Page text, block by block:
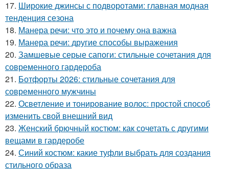
17. Широкие джинсы с подворотами: главная модная
тенденция сезона
18. Манера речи: что это и почему она важна
19. Манера речи: другие способы выражения
20. Замшевые серые сапоги: стильные сочетания для
современного гардероба
21. Ботфорты 2026: стильные сочетания для
современного мужчины
22. Осветление и тонирование волос: простой способ
изменить свой внешний вид
23. Женский брючный костюм: как сочетать с другими
вещами в гардеробе
24. Синий костюм: какие туфли выбрать для создания
стильного образа